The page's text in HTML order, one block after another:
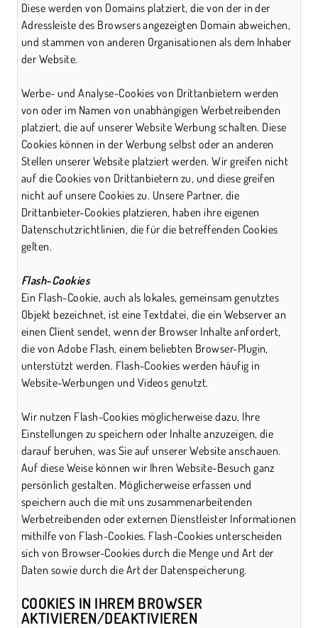
Diese werden von Domains platziert, die von der in der
Adressleiste des Browsers angezeigten Domain abweichen,
und stammen von anderen Organisationen als dem Inhaber
der Website.
Werbe- und Analyse-Cookies von Drittanbietern werden
von oder im Namen von unabhängigen Werbetreibenden
platziert, die auf unserer Website Werbung schalten. Diese
Cookies können in der Werbung selbst oder an anderen
Stellen unserer Website platziert werden. Wir greifen nicht
auf die Cookies von Drittanbietern zu, und diese greifen
nicht auf unsere Cookies zu. Unsere Partner, die
Drittanbieter-Cookies platzieren, haben ihre eigenen
Datenschutzrichtlinien, die für die betreffenden Cookies
gelten.
Flash-Cookies
Ein Flash-Cookie, auch als lokales, gemeinsam genutztes
Objekt bezeichnet, ist eine Textdatei, die ein Webserver an
einen Client sendet, wenn der Browser Inhalte anfordert,
die von Adobe Flash, einem beliebten Browser-Plugin,
unterstützt werden. Flash-Cookies werden häufig in
Website-Werbungen und Videos genutzt.
Wir nutzen Flash-Cookies möglicherweise dazu, Ihre
Einstellungen zu speichern oder Inhalte anzuzeigen, die
darauf beruhen, was Sie auf unserer Website anschauen.
Auf diese Weise können wir Ihren Website-Besuch ganz
persönlich gestalten. Möglicherweise erfassen und
speichern auch die mit uns zusammenarbeitenden
Werbetreibenden oder externen Dienstleister Informationen
mithilfe von Flash-Cookies. Flash-Cookies unterscheiden
sich von Browser-Cookies durch die Menge und Art der
Daten sowie durch die Art der Datenspeicherung.
COOKIES IN IHREM BROWSER
AKTIVIEREN/DEAKTIVIEREN